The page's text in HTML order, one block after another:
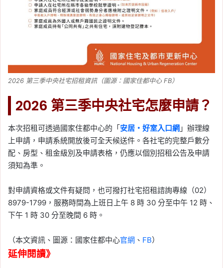
2026 第三季中央社宅招租資訊（圖源：國家住都中心 FB）
2026 第三季中央社宅怎麼申請？
本次招租可透過國家住都中心的「 安居・好室入口網 」辦理線
上申請，申請系統開放後可全天候送件。各社宅的完整戶數分
配、房型、租金級別及申請表格，仍應以個別招租公告及申請
須知為準。
對申請資格或文件有疑問，也可撥打社宅招租諮詢專線（02）
8979-1799，服務時間為上班日上午 8 時 30 分至中午 12 時、
下午 1 時 30 分至晚間 6 時。
（本文資訊、圖源：國家住都中心官網 、 FB）
延伸閱讀》